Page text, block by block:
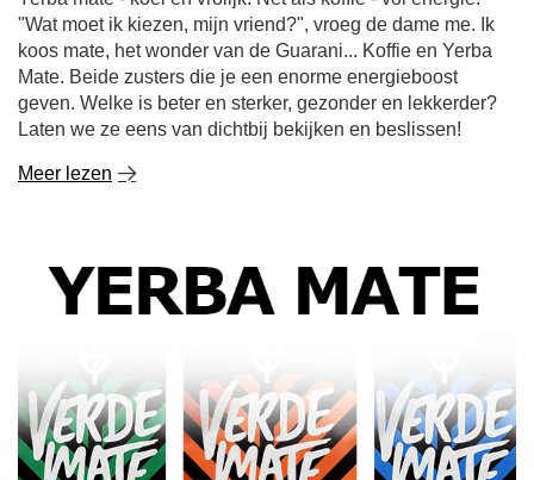
"Wat moet ik kiezen, mijn vriend?", vroeg de dame me. Ik
koos mate, het wonder van de Guarani... Koffie en Yerba
Mate. Beide zusters die je een enorme energieboost
geven. Welke is beter en sterker, gezonder en lekkerder?
Laten we ze eens van dichtbij bekijken en beslissen!
Meer lezen